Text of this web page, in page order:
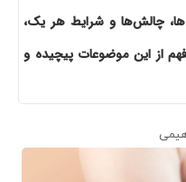
چالش‌ها و شرایط هر یک،
از این موضوعات پیچیده و